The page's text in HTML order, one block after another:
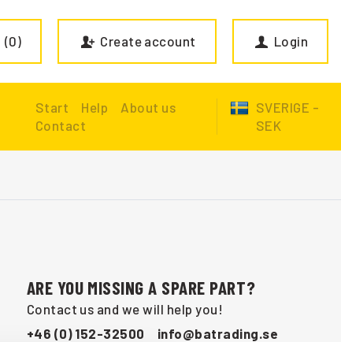
0 Create account Login
Start Help
About us
Contact
SVERIGE -
SEK
ARE YOU MISSING A SPARE PART?
Contact us and we will help you!
+46 (0) 152-32500
info@batrading.se